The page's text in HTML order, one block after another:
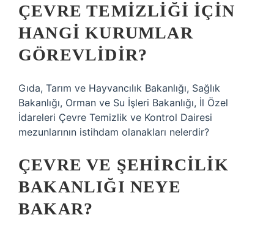
ÇEVRE TEMIZLIĞI IÇIN
HANGI KURUMLAR
GÖREVLIDIR?
Gıda, Tarım ve Hayvancılık Bakanlığı, Sağlık
Bakanlığı, Orman ve Su İşleri Bakanlığı, İl Özel
İdareleri Çevre Temizlik ve Kontrol Dairesi
mezunlarının istihdam olanakları nelerdir?
ÇEVRE VE ŞEHIRCILIK
BAKANLIĞI NEYE
BAKAR?